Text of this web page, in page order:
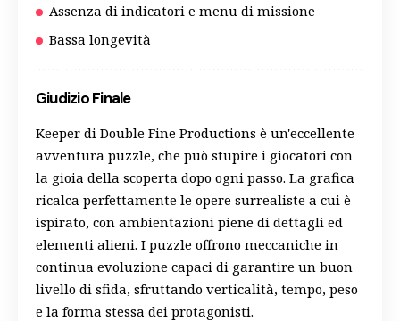
Assenza di indicatori e menu di missione
Bassa longevità
Giudizio Finale
Keeper di Double Fine Productions è un'eccellente
avventura puzzle, che può stupire i giocatori con
la gioia della scoperta dopo ogni passo. La grafica
ricalca perfettamente le opere surrealiste a cui è
ispirato, con ambientazioni piene di dettagli ed
elementi alieni. I puzzle offrono meccaniche in
continua evoluzione capaci di garantire un buon
livello di sfida, sfruttando verticalità, tempo, peso
e la forma stessa dei protagonisti.